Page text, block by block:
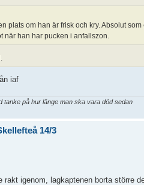
plats om han är frisk och kry. Absolut
när han har pucken i anfallszon.
iaf
tanke på hur länge man ska vara död sedan
14/3
rakt igenom, lagkaptenen borta större